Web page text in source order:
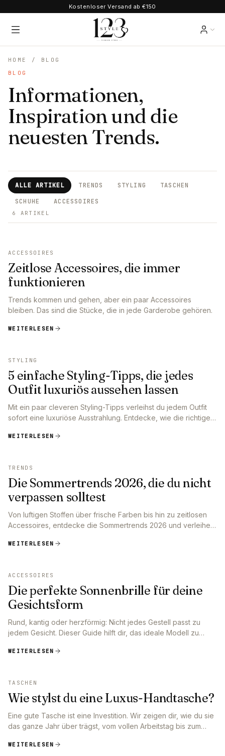
Kostenloser Versand ab €150
HOME
/ BLOG
BLOG
Informationen,
Inspiration und die
neuesten Trends.
ALLE ARTIKEL TRENDS STYLING
TASCHEN
SCHUHE
ACCESSOIRES
6 ARTIKEL
ACCESSOIRES
Zeitlose Accessoires, die immer
funktionieren
Trends kommen und gehen, aber ein paar Accessoires
bleiben. Das sind die Stücke, die in jede Garderobe gehören.
WEITERLESEN
STYLING
5 einfache Styling-Tipps, die jedes
Outfit luxuriös aussehen lassen
Mit ein paar cleveren Styling-Tipps verleihst du jedem Outfit
sofort eine luxuriöse Ausstrahlung. Entdecke, wie die richtige
und kreiere mühelos einen stilvollen Look.
WEITERLESEN
TRENDS
Die Sommertrends 2026, die du nicht
verpassen solltest
Von luftigen Stoffen über frische Farben bis hin zu zeitlosen
Accessoires, entdecke die Sommertrends 2026 und verleihe
WEITERLESEN
ACCESSOIRES
Die perfekte Sonnenbrille für deine
Gesichtsform
Rund, kantig oder herzförmig: Nicht jedes Gestell passt zu
jedem Gesicht. Dieser Guide hilft dir, das ideale Modell zu
WEITERLESEN
TASCHEN
Wie stylst du eine Luxus-Handtasche?
Eine gute Tasche ist eine Investition. Wir zeigen dir, wie du sie
das ganze Jahr über trägst, vom vollen Arbeitstag bis zum
WEITERLESEN